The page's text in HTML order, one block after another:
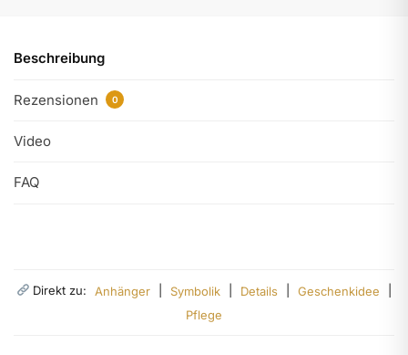
Beschreibung
Rezensionen 0
Video
FAQ
Direkt zu: Anhänger Symbolik Details Geschenkidee
Pflege